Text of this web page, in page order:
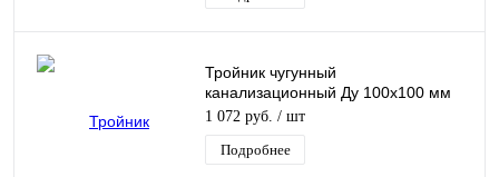
Тройник чугунный
канализационный Ду 100х100 мм
90гр безнапорный прямой ДПК
1 072 руб. / шт
Подробнее